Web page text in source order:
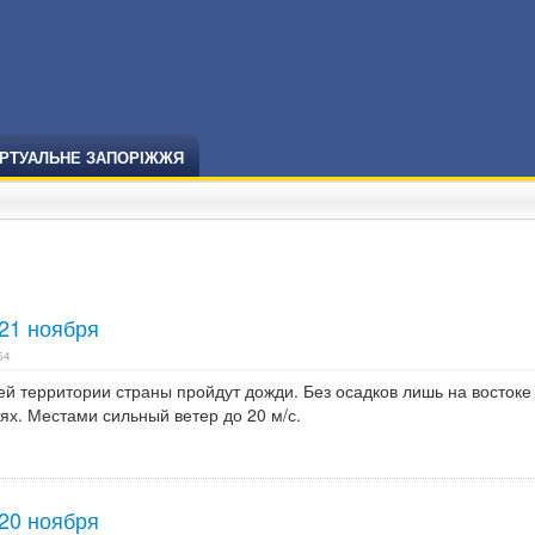
ЗАПОРІЖЖЯ
ноября
территории страны пройдут дожди. Без осадков лишь на
Местами сильный ветер до 20 м/с.
ноября